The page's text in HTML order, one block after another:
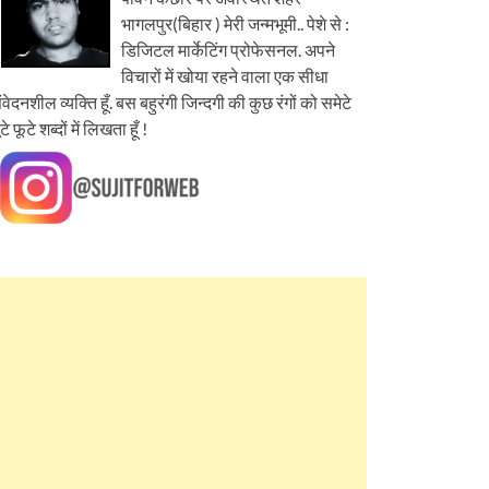
भागलपुर(बिहार ) मेरी जन्मभूमी.. पेशे से :
डिजिटल मार्केटिंग प्रोफेसनल. अपने
विचारों में खोया रहने वाला एक सीधा
व्यक्ति हूँ. बस बहुरंगी जिन्दगी की कुछ रंगों को समेटे
फूटे शब्दों में लिखता हूँ !